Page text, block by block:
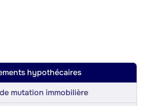
hypothécaires
mutation immobilière